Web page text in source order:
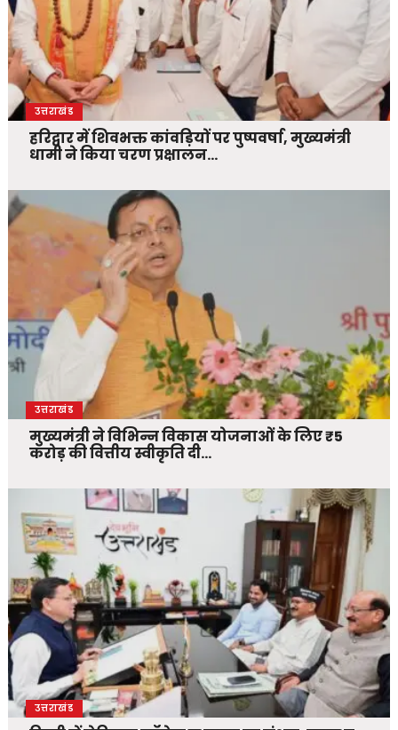
उत्तराखंड
हरिद्वार में शिवभक्त कांवड़ियों पर पुष्पवर्षा, मुख्यमंत्री
धामी ने किया चरण प्रक्षालन…
उत्तराखंड
मुख्यमंत्री ने विभिन्न विकास योजनाओं के लिए ₹5
करोड़ की वित्तीय स्वीकृति दी…
उत्तराखंड